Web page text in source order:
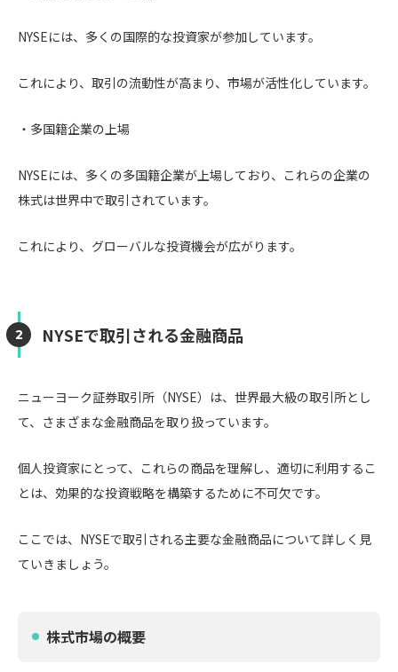
NYSEには、多くの国際的な投資家が参加しています。
これにより、取引の流動性が高まり、市場が活性化しています。
・多国籍企業の上場
NYSEには、多くの多国籍企業が上場しており、これらの企業の
株式は世界中で取引されています。
これにより、グローバルな投資機会が広がります。
NYSEで取引される金融商品
ニューヨーク証券取引所（NYSE）は、世界最大級の取引所とし
て、さまざまな金融商品を取り扱っています。
個人投資家にとって、これらの商品を理解し、適切に利用するこ
とは、効果的な投資戦略を構築するために不可欠です。
ここでは、NYSEで取引される主要な金融商品について詳しく見
ていきましょう。
株式市場の概要